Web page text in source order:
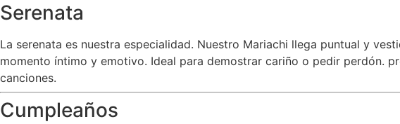
Serenata
La serenata es nuestra especialidad. Nuestro Mariachi llega puntual y
momento íntimo y emotivo. Ideal para demostrar cariño o pedir perdón.
canciones.
Cumpleaños